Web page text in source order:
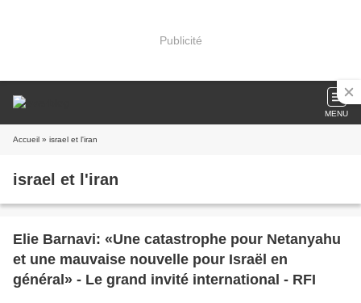
Publicité
MENU
Accueil » israel et l'iran
israel et l'iran
Elie Barnavi: «Une catastrophe pour Netanyahu
et une mauvaise nouvelle pour Israël en
général» - Le grand invité international - RFI